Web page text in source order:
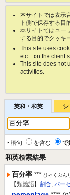
本サイトでは表示
ト側で保存する目
本サイトではユー
する目的でクッキ
This site uses
etc... on the client
This site does not
activities.
英和・和英 シ
‣ 語句 を含む で
和英検索結果
百分率 *** ひゃくぶん
【類義語】 割合, パー